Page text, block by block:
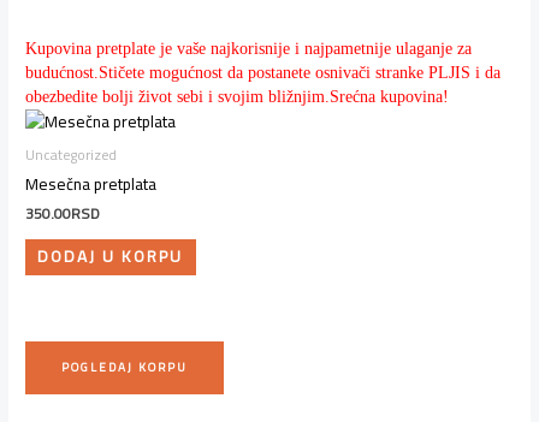
Kupovina pretplate je vaše najkorisnije i najpametnije ulaganje za
budućnost.Stičete mogućnost da postanete osnivači stranke PLJIS i da
obezbedite bolji život sebi i svojim bližnjim.Srećna kupovina!
Uncategorized
Mesečna pretplata
350.00RSD
DODAJ U KORPU
POGLEDAJ KORPU